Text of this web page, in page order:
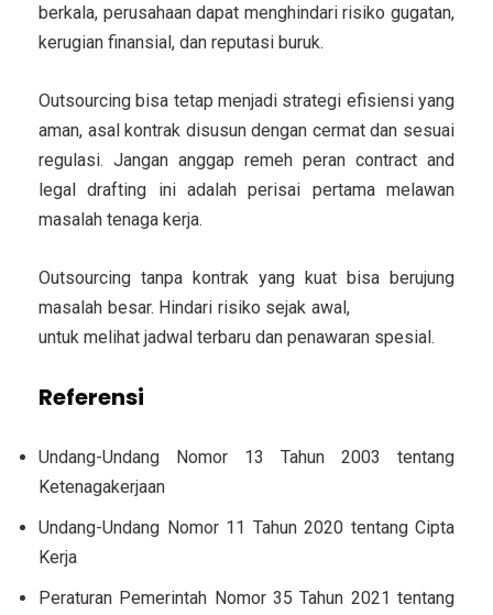
berkala, perusahaan dapat menghindari risiko gugatan,
kerugian finansial, dan reputasi buruk.
Outsourcing bisa tetap menjadi strategi efisiensi yang
aman, asal kontrak disusun dengan cermat dan sesuai
regulasi. Jangan anggap remeh peran contract and
legal drafting ini adalah perisai pertama melawan
masalah tenaga kerja.
Outsourcing tanpa kontrak yang kuat bisa berujung
masalah besar. Hindari risiko sejak awal,
untuk melihat jadwal terbaru dan penawaran spesial.
Referensi
Undang-Undang Nomor 13 Tahun 2003 tentang
Ketenagakerjaan
Undang-Undang Nomor 11 Tahun 2020 tentang Cipta
Kerja
Peraturan Pemerintah Nomor 35 Tahun 2021 tentang